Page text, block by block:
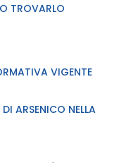
TROVARLO
VIGENTE
ARSENICO NELLA